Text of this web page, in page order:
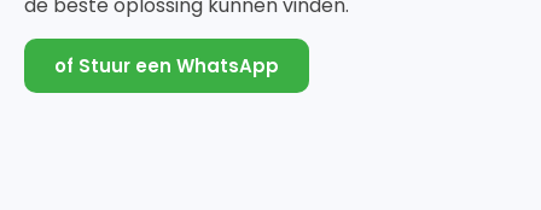
de beste oplossing kunnen vinden.
of Stuur een WhatsApp